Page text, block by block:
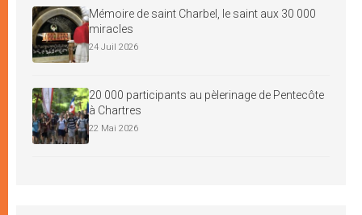
Mémoire de saint Charbel, le saint aux 30 000
miracles
24 Juil 2026
20 000 participants au pèlerinage de Pentecôte
à Chartres
22 Mai 2026